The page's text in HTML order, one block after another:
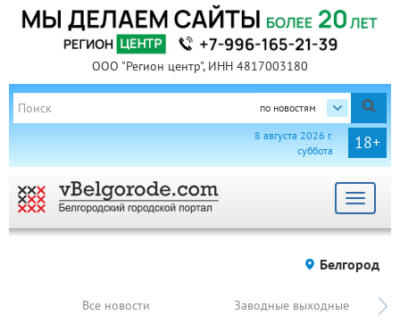
ООО "Регион центр", ИНН 4817003180
по новостям
18+
8 августа 2026 г.
суббота
Toggle
Белгород
Все новости Заводные выходные